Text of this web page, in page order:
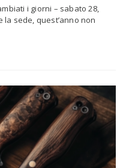
i giorni – sabato 28,
la sede, quest’anno non